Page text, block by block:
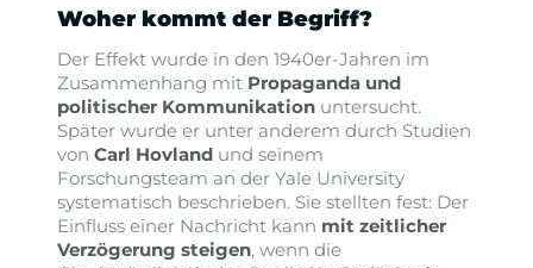
Woher kommt der Begriff?
Der Effekt wurde in den 1940er-Jahren im
Zusammenhang mit Propaganda und
politischer Kommunikation untersucht.
Später wurde er unter anderem durch Studien
von Carl Hovland und seinem
Forschungsteam an der Yale University
systematisch beschrieben. Sie stellten fest: Der
Einfluss einer Nachricht kann mit zeitlicher
Verzögerung steigen, wenn die